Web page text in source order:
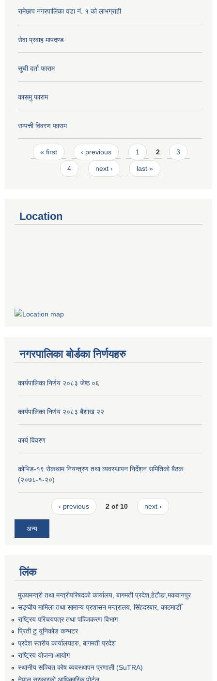
रामेछाप नगरपालिका वडा नं. १ को लाभग्राही
सेवा प्रवाह मापदण्ड
सुची दर्ता फाराम
कासमु फाराम
सम्पत्ती विवरण फाराम
Pages
« first ‹ previous 1 2 3
4 next › last »
Location
नगरपालिका बोर्डका निर्णयहरु
कार्यपालिका निर्णय २०८३ जेष्ठ ०६
कार्यपालिका निर्णय २०८३ बैशाख २२
कार्य विवरण
कोभिड-१९ रोकथाम नियन्त्रण तथा व्यवस्थापन निर्देशन समितिको बैठक
(२०७८-१-२०)
‹ previous 2 of 10 next ›
अन्य
लिंक
मुख्यमन्त्री तथा मन्त्रीपरिषदको कार्यालय, बागमती प्रदेश,हेटाैडा,मकवानपुर
सङ्‍घीय मामिला तथा सामान्य प्रशासन मन्त्रालय, सिंहदरबार, काठमाडौँ
राष्ट्रिय परिचयपत्र तथा पञ्जिकरण विभाग
प्रिती टु यूनिकोड कन्भटर
प्रदेश स्तरीय कार्यालयहरु, बागमती प्रदेश
राष्ट्रिय योजना आयोग
स्थानीय सञ्चित कोष ब्यवस्थापन प्रणाली (SuTRA)
नेपाल सरकारको आधिकारिक पोर्टल